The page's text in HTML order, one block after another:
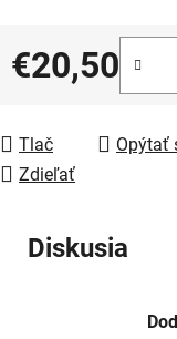
€20,50
Jednotková cena:
Tlač Opýtať
Zdieľať
Diskusia